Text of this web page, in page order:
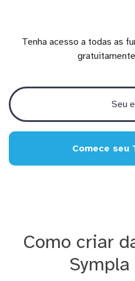
Tenha acesso a todas as
Comece seu
Como criar